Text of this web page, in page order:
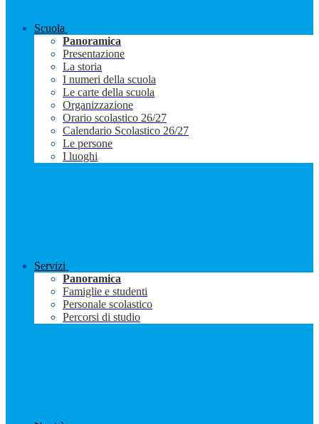
Scuola
Panoramica
Presentazione
La storia
I numeri della scuola
Le carte della scuola
Organizzazione
Orario scolastico 26/27
Calendario Scolastico 26/27
Le persone
I luoghi
Servizi
Panoramica
Famiglie e studenti
Personale scolastico
Percorsi di studio